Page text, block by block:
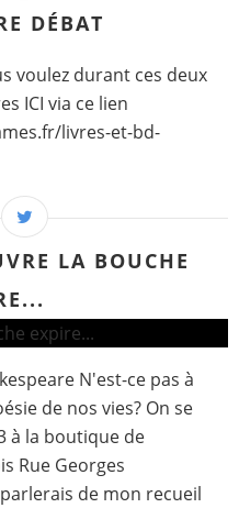
DÉBAT
voulez durant ces deux
ICI via ce lien
livres-et-bd-
LA BOUCHE
N'est-ce pas à
de nos vies? On se
à la boutique de
Rue Georges
de mon recueil